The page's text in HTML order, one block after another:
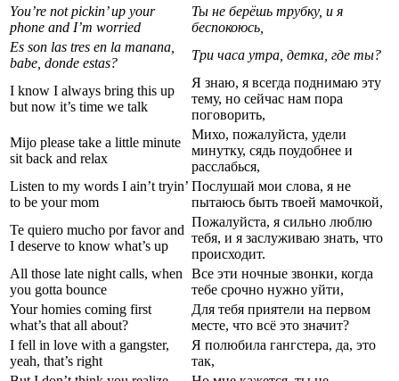
You’re not pickin’ up your
phone and I’m worried
Ты не берёшь трубку, и я
беспокоюсь,
Es son las tres en la manana,
babe, donde estas?
Три часа утра, детка, где ты?
I know I always bring this up
but now it’s time we talk
Я знаю, я всегда поднимаю эту
тему, но сейчас нам пора
поговорить,
Mijo please take a little minute
sit back and relax
Михо, пожалуйста, удели
минутку, сядь поудобнее и
расслабься,
Listen to my words I ain’t tryin’
to be your mom
Послушай мои слова, я не
пытаюсь быть твоей мамочкой,
Te quiero mucho por favor and
I deserve to know what’s up
Пожалуйста, я сильно люблю
тебя, и я заслуживаю знать, что
происходит.
All those late night calls, when
you gotta bounce
Все эти ночные звонки, когда
тебе срочно нужно уйти,
Your homies coming first
what’s that all about?
Для тебя приятели на первом
месте, что всё это значит?
I fell in love with a gangster,
yeah, that’s right
Я полюбила гангстера, да, это
так,